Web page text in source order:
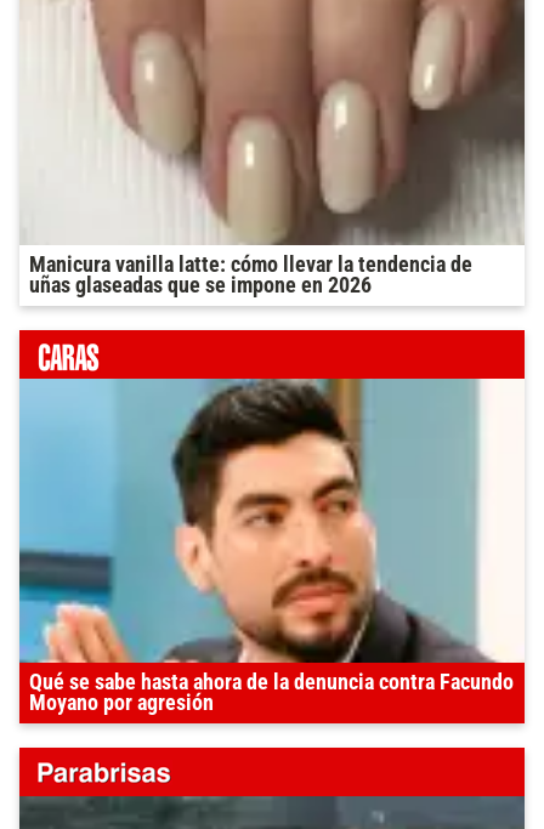
Manicura vanilla latte: cómo llevar la tendencia de
uñas glaseadas que se impone en 2026
Qué se sabe hasta ahora de la denuncia contra Facundo
Moyano por agresión